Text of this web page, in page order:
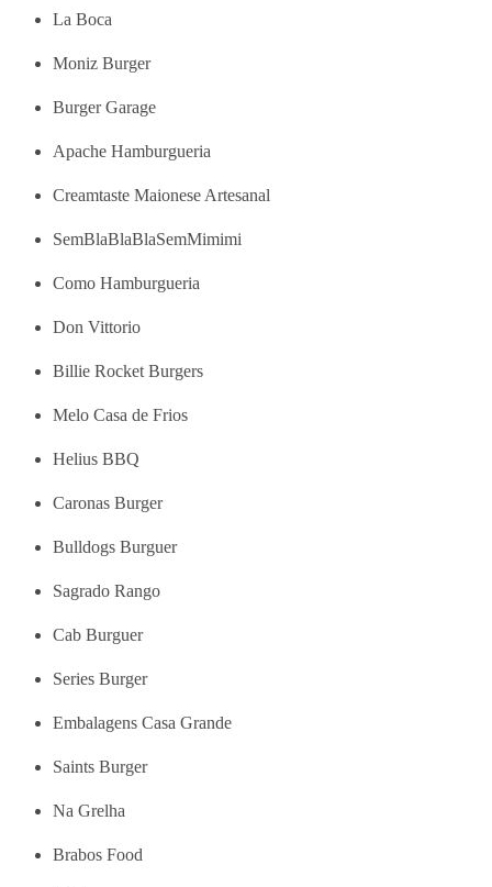
La Boca
Moniz Burger
Burger Garage
Apache Hamburgueria
Creamtaste Maionese Artesanal
SemBlaBlaBlaSemMimimi
Como Hamburgueria
Don Vittorio
Billie Rocket Burgers
Melo Casa de Frios
Helius BBQ
Caronas Burger
Bulldogs Burguer
Sagrado Rango
Cab Burguer
Series Burger
Embalagens Casa Grande
Saints Burger
Na Grelha
Brabos Food